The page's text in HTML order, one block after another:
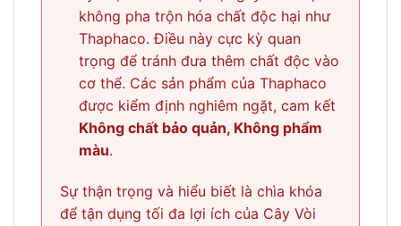
không pha trộn hóa chất độc hại như
Thaphaco. Điều này cực kỳ quan
trọng để tránh đưa thêm chất độc vào
cơ thể. Các sản phẩm của Thaphaco
được kiểm định nghiêm ngặt, cam kết
Không chất bảo quản, Không phẩm
màu.
Sự thận trọng và hiểu biết là chìa khóa
để tận dụng tối đa lợi ích của Cây Vòi